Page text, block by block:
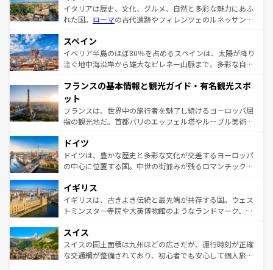
イタリアは歴史、文化、グルメ、自然と多彩な魅力にあふ
れた国。 ローマの古代遺跡やフィレンツェのルネッサンス
ろん、トスカーナの美しい田園風景やアマルフィ海岸の絶
景など、自然景観も見逃せない。観光の合間には、本場の
ピザやパスタなど、絶品のイタリア料理を堪能することも
ませてくれるイタリアで、忘れられない旅をしてみよう！
なお、新着のイタリア情報は
しい。
スペイン
イベリア半島のほぼ80％を占めるスペインは、太陽が降り
注ぐ地中海沿岸から雄大なピレネー山脈まで、多彩な自然
文化が根付くこの国では、情熱的なフラメンコ、熱気あふ
れる闘牛、そして美味しいタパスが生活の一部となってい
る。首都マドリードの洗練された雰囲気や、バルセロナの
アートに溢れた街角から、地方では古代ローマ遺跡や中世
せる。地方によって風土や気候が異なるスペインはその個
性で訪れる人を魅了する。 なお、新着のスペイン情報は コ
ンテンツ一覧を参照してほしい。
フランスの基本情報と観光ガイド・有名観光スポ
ット
フランスは、世界中の旅行者を魅了し続けるヨーロッパ屈
指の観光地だ。首都パリのエッフェル塔やルーブル美術館
で、幅広い魅力が詰まっている。華麗な宮殿、歴史的な大
聖堂、美しいビーチ、そして豊かな自然が、訪れる者を心
から魅了する。また、フランスは美食の国としても知ら
いる。シャンパンの発祥地であるランス、プロヴァンスの
香り高いラベンダー畑など、多彩な楽しみ方が可能だ。さ
らに、パリ以外の地域にも魅力が溢れており、どの街角に
れる地方に足を運ぶとそれぞれで全く異なる文化を体験で
きるだろう。 なお、新着のフランス情報はコンテンツ一覧
を参照してほしい。
ドイツ
ドイツは、豊かな歴史と多彩な文化が交差するヨーロッパ
の中心に位置する国。中世の街並みが残るロマンチック街
顔を持つこの国は、どこを歩いても飽きることがない。ベ
ルリンの文化的活気、バイエルン州のアルプスの絶景、そ
してライン川沿いのワイン畑といった風景は必見。ビール
は、お酒好きな人にはぜひ体験してほしい。 なお、新着の
ドイツ情報はコンテンツ一覧を参照してほしい。
イギリス
イギリスは、古きよき伝統と最先端が共存する国。ウェス
トミンスター寺院や大英博物館のようなランドマーク、歴
リアごとに異なる魅力がある。また、優雅なアフタヌーン
ティー、ビール好きにはたまらない英国パブ、サッカー観
戦など、本場だからこそできる体験も豊富。イギリスを旅
スイス
スイスの国土面積は九州ほどの広さだが、運行時刻が正確
な交通網が整備されており、初心者でも安心して個人旅行